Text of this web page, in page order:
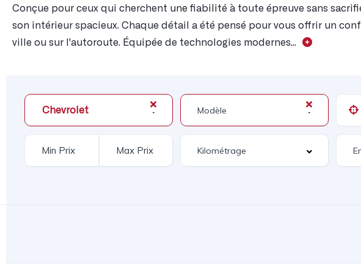
Conçue pour ceux qui cherchent une fiabilité à toute épreuve sans
son intérieur spacieux. Chaque détail a été pensé pour vous offrir un
ville ou sur l'autoroute. Équipée de technologies modernes...
Chevrolet